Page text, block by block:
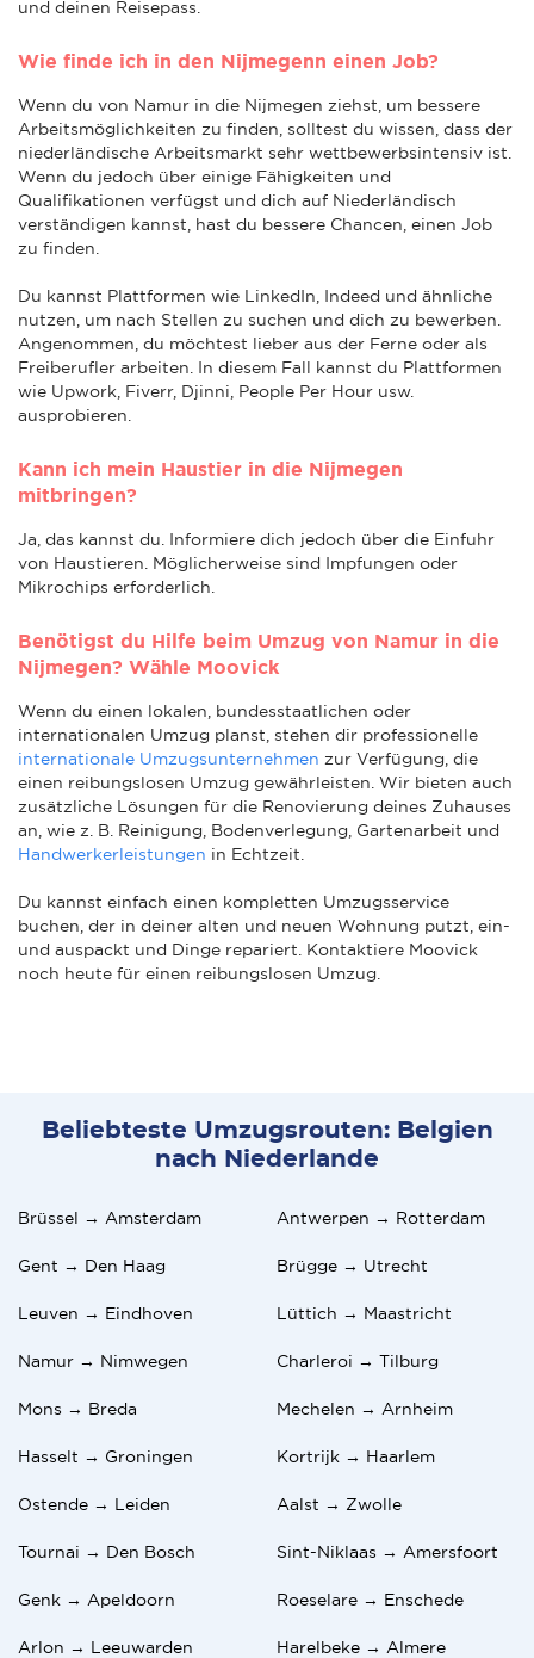
und deinen Reisepass.
Wie finde ich in den Nijmegenn einen Job?
Wenn du von Namur in die Nijmegen ziehst, um bessere
Arbeitsmöglichkeiten zu finden, solltest du wissen, dass der
niederländische Arbeitsmarkt sehr wettbewerbsintensiv ist.
Wenn du jedoch über einige Fähigkeiten und
Qualifikationen verfügst und dich auf Niederländisch
verständigen kannst, hast du bessere Chancen, einen Job
zu finden.
Du kannst Plattformen wie LinkedIn, Indeed und ähnliche
nutzen, um nach Stellen zu suchen und dich zu bewerben.
Angenommen, du möchtest lieber aus der Ferne oder als
Freiberufler arbeiten. In diesem Fall kannst du Plattformen
wie Upwork, Fiverr, Djinni, People Per Hour usw.
ausprobieren.
Kann ich mein Haustier in die Nijmegen
mitbringen?
Ja, das kannst du. Informiere dich jedoch über die Einfuhr
von Haustieren. Möglicherweise sind Impfungen oder
Mikrochips erforderlich.
Benötigst du Hilfe beim Umzug von Namur in die
Nijmegen? Wähle Moovick
Wenn du einen lokalen, bundesstaatlichen oder
internationalen Umzug planst, stehen dir professionelle
internationale Umzugsunternehmen zur Verfügung, die
einen reibungslosen Umzug gewährleisten. Wir bieten auch
zusätzliche Lösungen für die Renovierung deines Zuhauses
an, wie z. B. Reinigung, Bodenverlegung, Gartenarbeit und
Handwerkerleistungen in Echtzeit.
Du kannst einfach einen kompletten Umzugsservice
buchen, der in deiner alten und neuen Wohnung putzt, ein-
und auspackt und Dinge repariert. Kontaktiere Moovick
noch heute für einen reibungslosen Umzug.
Beliebteste Umzugsrouten: Belgien
nach Niederlande
Brüssel → Amsterdam Antwerpen → Rotterdam
Gent → Den Haag Brügge → Utrecht
Leuven → Eindhoven Lüttich → Maastricht
Namur → Nimwegen Charleroi → Tilburg
Mons → Breda Mechelen → Arnheim
Hasselt → Groningen Kortrijk → Haarlem
Ostende → Leiden Aalst → Zwolle
Tournai → Den Bosch Sint-Niklaas → Amersfoort
Genk → Apeldoorn Roeselare → Enschede
Arlon → Leeuwarden Harelbeke → Almere